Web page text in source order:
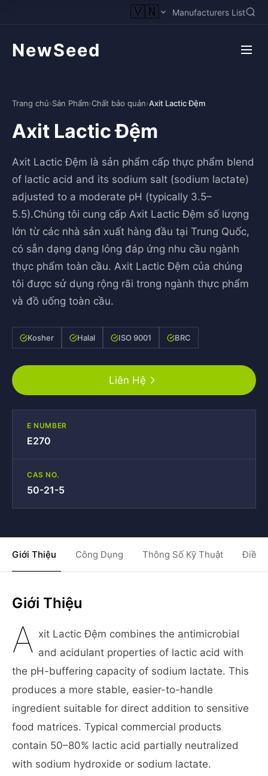
🇻🇳 Manufacturers List
NewSeed
Trang chủ›Sản Phẩm›Chất bảo quản›Axit Lactic Đệm
Axit Lactic Đệm
Axit Lactic Đệm là sản phẩm cấp thực phẩm blend
of lactic acid and its sodium salt (sodium lactate)
adjusted to a moderate pH (typically 3.5–
5.5).Chúng tôi cung cấp Axit Lactic Đệm số lượng
lớn từ các nhà sản xuất hàng đầu tại Trung Quốc,
có sẵn dạng dạng lỏng đáp ứng nhu cầu ngành
thực phẩm toàn cầu. Axit Lactic Đệm của chúng
tôi được sử dụng rộng rãi trong ngành thực phẩm
và đồ uống toàn cầu.
Kosher Halal ISO 9001 BRC
Liên Hệ
E NUMBER
E270
CAS NO.
50-21-5
Giới Thiệu Công Dụng Thông Số Kỹ Thuật Điều
Giới Thiệu
A xit Lactic Đệm combines the antimicrobial
and acidulant properties of lactic acid with
the pH-buffering capacity of sodium lactate. This
produces a more stable, easier-to-handle
ingredient suitable for direct addition to sensitive
food matrices. Typical commercial products
contain 50–80% lactic acid partially neutralized
with sodium hydroxide or sodium lactate.